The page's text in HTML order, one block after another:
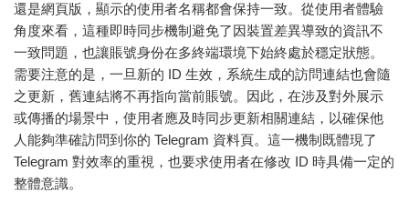
還是網頁版，顯示的使用者名稱都會保持一致。從使用者體驗
角度來看，這種即時同步機制避免了因裝置差異導致的資訊不
一致問題，也讓賬號身份在多終端環境下始終處於穩定狀態。
需要注意的是，一旦新的 ID 生效，系統生成的訪問連結也會隨
之更新，舊連結將不再指向當前賬號。因此，在涉及對外展示
或傳播的場景中，使用者應及時同步更新相關連結，以確保他
人能夠準確訪問到你的 Telegram 資料頁。這一機制既體現了
Telegram 對效率的重視，也要求使用者在修改 ID 時具備一定的
整體意識。